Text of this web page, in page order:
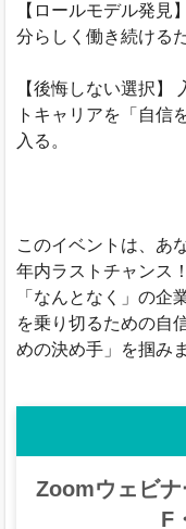
【ロールモデル発見
分らしく働き続ける
【後悔しない選択】
トキャリアを「自信
入る。
このイベントは、あ
年内ラストチャンス！
「なんとなく」の企
を乗り切るための自
めの決め手」を掴み
Zoomウェビ
F